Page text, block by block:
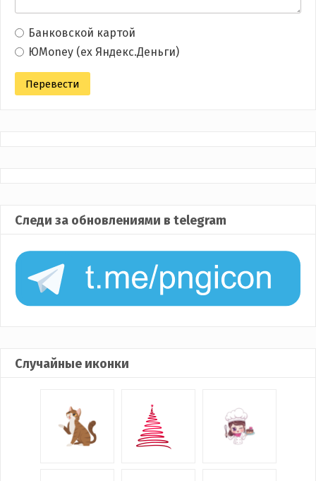
Банковской картой
ЮMoney (ex Яндекс.Деньги)
Следи за обновлениями в telegram
Случайные иконки